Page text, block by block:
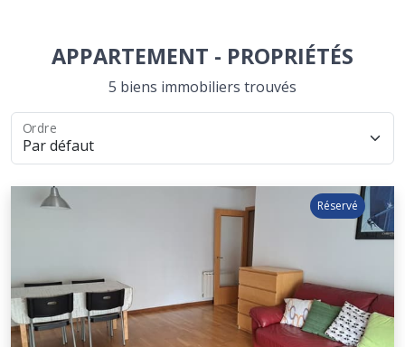
APPARTEMENT - PROPRIÉTÉS
5 biens immobiliers trouvés
Ordre
Réservé